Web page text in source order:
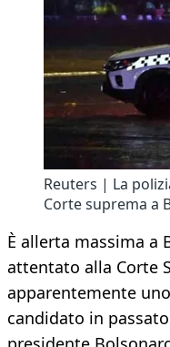
Reuters | La
Corte suprema a
È allerta massima a
attentato alla Corte
apparentemente
candidato in